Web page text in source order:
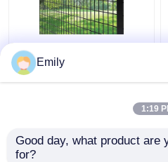
φράκτης καλωδίων
μετάλλων φρακτών
τρισδιάστατος 5mm
Emily
1:19
Good day, what product are
for?